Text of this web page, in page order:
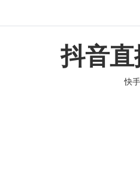
抖音
快